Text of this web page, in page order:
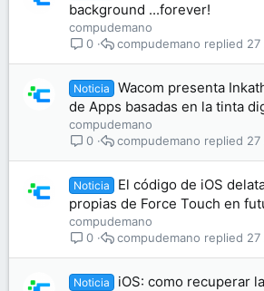
background ...forever!
compudemano
0
27
compudemano
Noticia
Wacom presenta
de Apps basadas en la tinta
compudemano
0
27
compudemano
Noticia
El código de iOS
propias de Force Touch en
compudemano
0
27
compudemano
Noticia
iOS: como recuperar